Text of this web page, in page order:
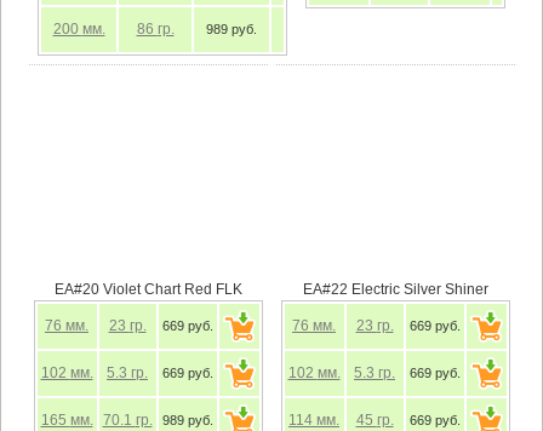
200 мм. 86 гр. 989 руб.
EA#20 Violet Chart Red FLK
76 мм. 23 гр. 669 руб.
102 мм. 5.3 гр. 669 руб.
165 мм. 70.1 гр. 989 руб.
EA#22 Electric Silver Shiner
76 мм. 23 гр. 669 руб.
102 мм. 5.3 гр. 669 руб.
114 мм. 45 гр. 669 руб.